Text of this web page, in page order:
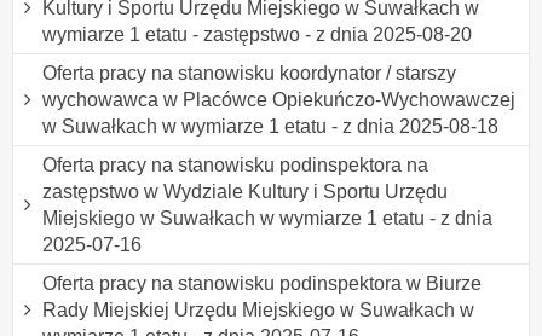
Kultury i Sportu Urzędu Miejskiego w Suwałkach w
wymiarze 1 etatu - zastępstwo - z dnia 2025-08-20
Oferta pracy na stanowisku koordynator / starszy
wychowawca w Placówce Opiekuńczo-Wychowawczej
w Suwałkach w wymiarze 1 etatu - z dnia 2025-08-18
Oferta pracy na stanowisku podinspektora na
zastępstwo w Wydziale Kultury i Sportu Urzędu
Miejskiego w Suwałkach w wymiarze 1 etatu - z dnia
2025-07-16
Oferta pracy na stanowisku podinspektora w Biurze
Rady Miejskiej Urzędu Miejskiego w Suwałkach w